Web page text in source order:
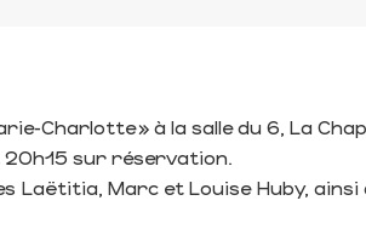
Charlotte » à la salle du 6, La
sur réservation.
Laëtitia, Marc et Louise Huby, ainsi